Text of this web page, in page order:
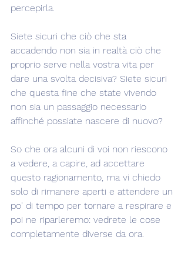
percepirla.
Siete sicuri che ciò che sta
accadendo non sia in realtà ciò che
proprio serve nella vostra vita per
dare una svolta decisiva? Siete sicuri
che questa fine che state vivendo
non sia un passaggio necessario
affinché possiate nascere di nuovo?
So che ora alcuni di voi non riescono
a vedere, a capire, ad accettare
questo ragionamento, ma vi chiedo
solo di rimanere aperti e attendere un
po' di tempo per tornare a respirare e
poi ne riparleremo: vedrete le cose
completamente diverse da ora.